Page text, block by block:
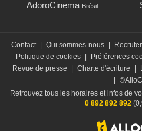
AdoroCinema Brésil
Contact Qui sommes-nous
Politique de cookies
Préférences
Revue de presse
Charte d'écriture
Retrouvez tous les horaires et infos de
0 892 892 892